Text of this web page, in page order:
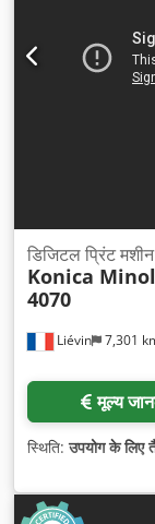
Liévin 7,301
डिजिटल प्रिंट मशीन
Konica
4070
मूल्य
स्थिति:उपयोग के लिए